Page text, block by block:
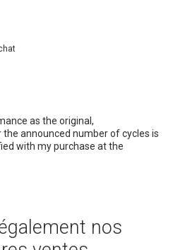
as the original,
announced number of cycles is
with my purchase at the
nos